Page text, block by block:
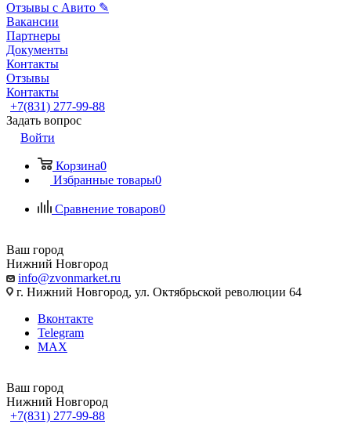
Отзывы с Авито ✎
Вакансии
Партнеры
Документы
Контакты
Отзывы
Контакты
+7(831) 277-99-88
Задать вопрос
Войти
Корзина0
Избранные товары0
Сравнение товаров0
Ваш город
Нижний Новгород
info@zvonmarket.ru
г. Нижний Новгород, ул. Октябрьской революции 64
Вконтакте
Telegram
MAX
Ваш город
Нижний Новгород
+7(831) 277-99-88